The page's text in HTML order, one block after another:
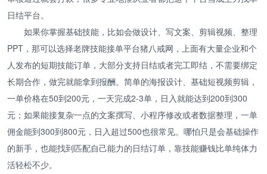
日结平台。
如果你掌握基础技能，比如会做设计、写文案、剪辑视频、整理
PPT，那可以选择老牌技能接单平台猪八戒网，上面有大量企业和个
人发布的短期技能订单，大部分支持日结或者完工即结，不需要绑定
长期合作，做完就能拿到报酬。简单的海报设计、基础短视频剪辑，
一单价格在50到200元，一天完成2-3单，日入就能达到200到300
元；如果能接复杂一点的文案撰写、小程序修改或者数据整理，一单
佣金能到300到800元，日入超过500也很常见。哪怕只是会基础操作
的新手，也能找到匹配自己能力的日结订单，靠技能赚钱比单纯体力
活轻松不少。